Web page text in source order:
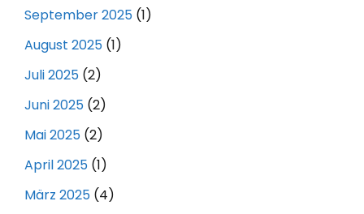
September 2025 (1)
August 2025 (1)
Juli 2025 (2)
Juni 2025 (2)
Mai 2025 (2)
April 2025 (1)
März 2025 (4)